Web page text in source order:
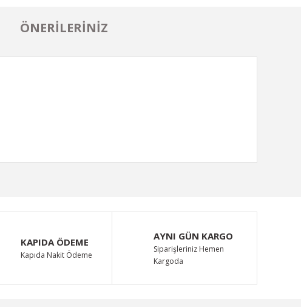
ÖNERILERINIZ
KAPIDA ÖDEME
Kapıda Nakit Ödeme
AYNI GÜN KARGO
Siparişleriniz Hemen
Kargoda